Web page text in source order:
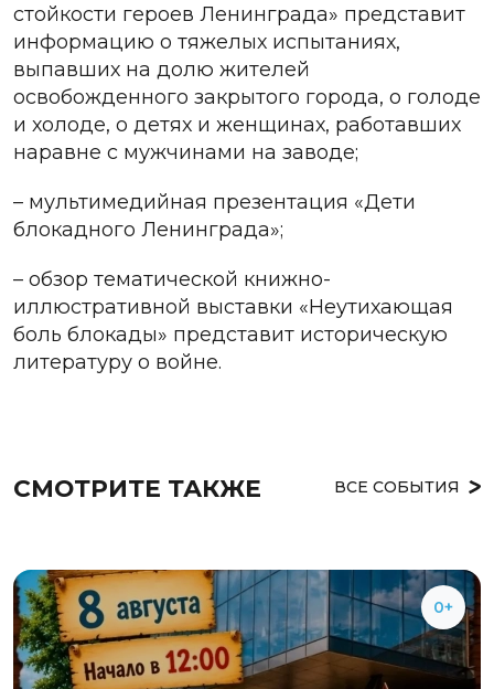
стойкости героев Ленинграда» представит
информацию о тяжелых испытаниях,
выпавших на долю жителей
освобожденного закрытого города, о голоде
и холоде, о детях и женщинах, работавших
наравне с мужчинами на заводе;
– мультимедийная презентация «Дети
блокадного Ленинграда»;
– обзор тематической книжно-
иллюстративной выставки «Неутихающая
боль блокады» представит историческую
литературу о войне.
СМОТРИТЕ ТАКЖЕ ВСЕ СОБЫТИЯ
0+